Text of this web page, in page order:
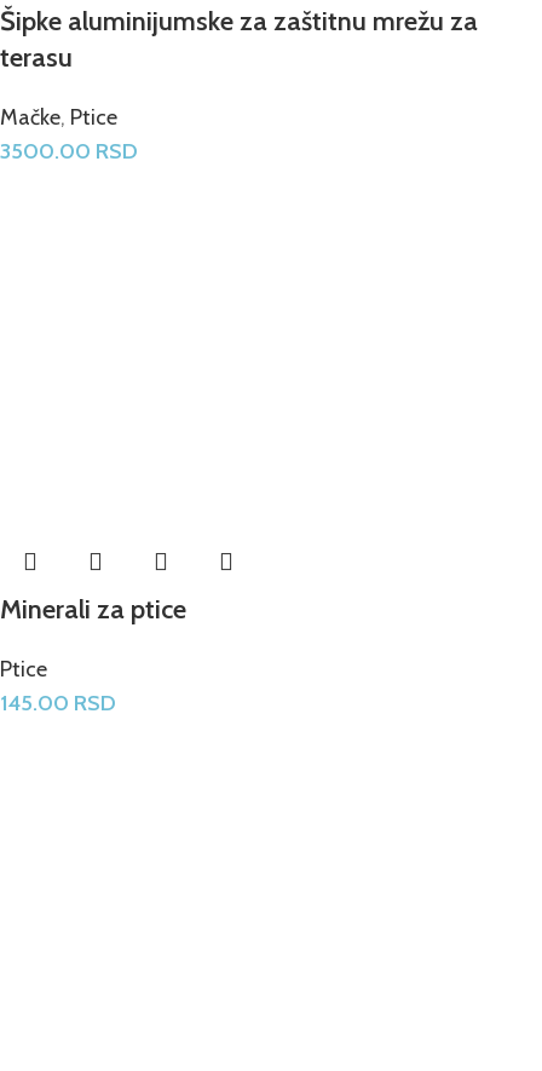
Šipke aluminijumske za zaštitnu mrežu za
terasu
Mačke, Ptice
3500.00 RSD
Minerali za ptice
Ptice
145.00 RSD